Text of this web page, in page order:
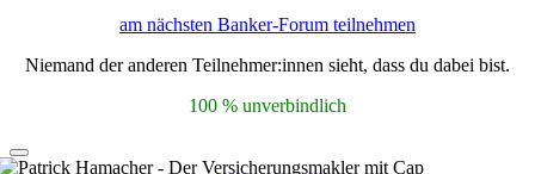
am nächsten Banker-Forum teilnehmen
Niemand der anderen Teilnehmer:innen sieht, dass du dabei bist.
100 % unverbindlich